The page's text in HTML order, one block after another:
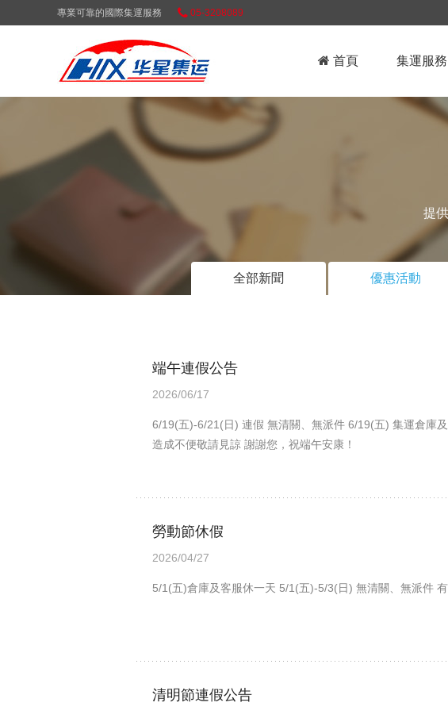
專業可靠的國際集運服務 05-3208089
首頁 集運服務
提
全部新聞 優惠活動
端午連假公告
2026/06/17
6/19(五)-6/21(日) 連假 無清關、無派件 6/19(五) 集運倉庫
造成不便敬請見諒 謝謝您，祝端午安康！
勞動節休假
2026/04/27
5/1(五)倉庫及客服休一天 5/1(五)-5/3(日) 無清關、無派件
清明節連假公告